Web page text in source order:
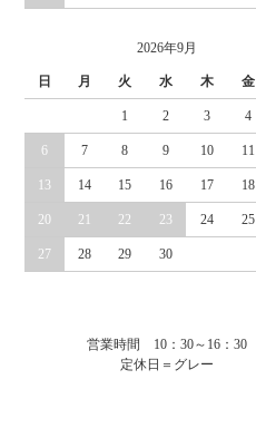
2026年9月
日 月 火 水 木 金
1 2 3 4
6 7 8 9 10 11
13 14 15 16 17 18
20 21 22 23 24 25
27 28 29 30
営業時間 10：30～16：30
定休日＝グレー